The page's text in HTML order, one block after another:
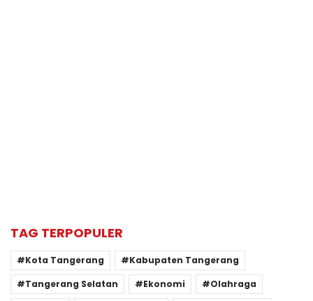
TAG TERPOPULER
Kota Tangerang
Kabupaten Tangerang
Tangerang Selatan
Ekonomi
Olahraga